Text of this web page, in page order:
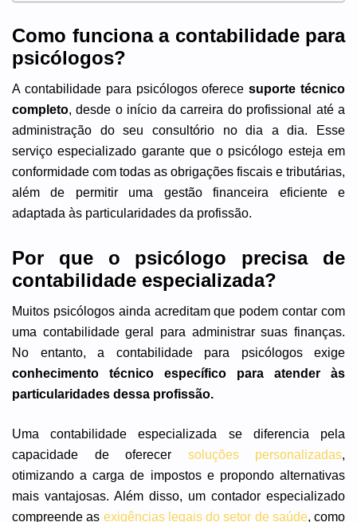
Como funciona a contabilidade para
psicólogos?
A contabilidade para psicólogos oferecesuporte técnico
completo, desde o início da carreira do profissional até a
administração do seu consultório no dia a dia. Esse
serviço especializado garante que o psicólogo esteja em
conformidade com todas as obrigações fiscais e tributárias,
além de permitir uma gestão financeira eficiente e
adaptada às particularidades da profissão.
Por que o psicólogo precisa de
contabilidade especializada?
Muitos psicólogos ainda acreditam que podem contar com
uma contabilidade geral para administrar suas finanças.
No entanto, a contabilidade para psicólogos exige
conhecimento técnico específico para atender às
particularidades dessa profissão.
Uma contabilidade especializada se diferencia pela
capacidade de oferecer soluções personalizadas,
otimizando a carga de impostos e propondo alternativas
mais vantajosas. Além disso, um contador especializado
compreende as exigências legais do setor de saúde, como